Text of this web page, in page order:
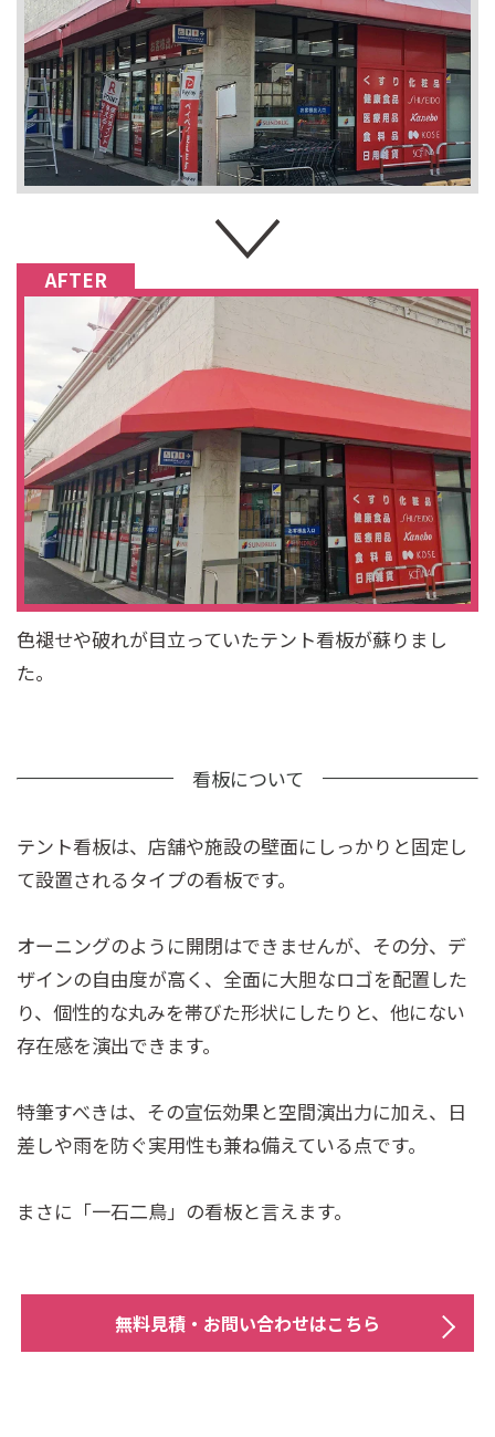
色褪せや破れが目立っていたテント看板が蘇りまし
た。
テント看板は、店舗や施設の壁面にしっかりと固定し
て設置されるタイプの看板です。
オーニングのように開閉はできませんが、その分、デ
ザインの自由度が高く、全面に大胆なロゴを配置した
り、個性的な丸みを帯びた形状にしたりと、他にない
存在感を演出できます。
特筆すべきは、その宣伝効果と空間演出力に加え、日
差しや雨を防ぐ実用性も兼ね備えている点です。
まさに「一石二鳥」の看板と言えます。
無料見積・お問い合わせはこちら